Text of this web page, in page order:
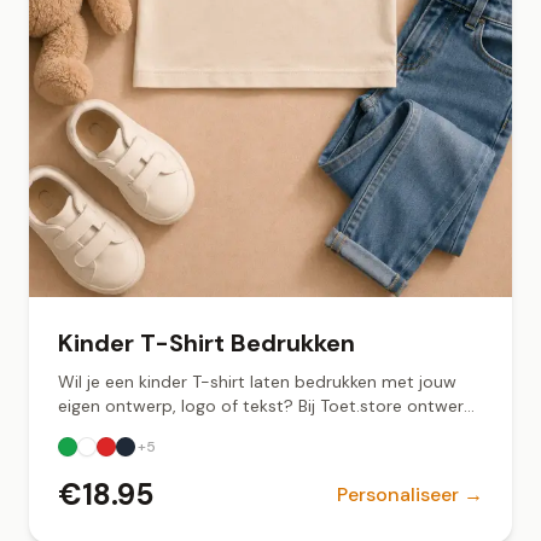
Kinder T-Shirt Bedrukken
Wil je een kinder T-shirt laten bedrukken met jouw
eigen ontwerp, logo of tekst? Bij Toet.store ontwerp
+5
€18.95 Personaliseer →